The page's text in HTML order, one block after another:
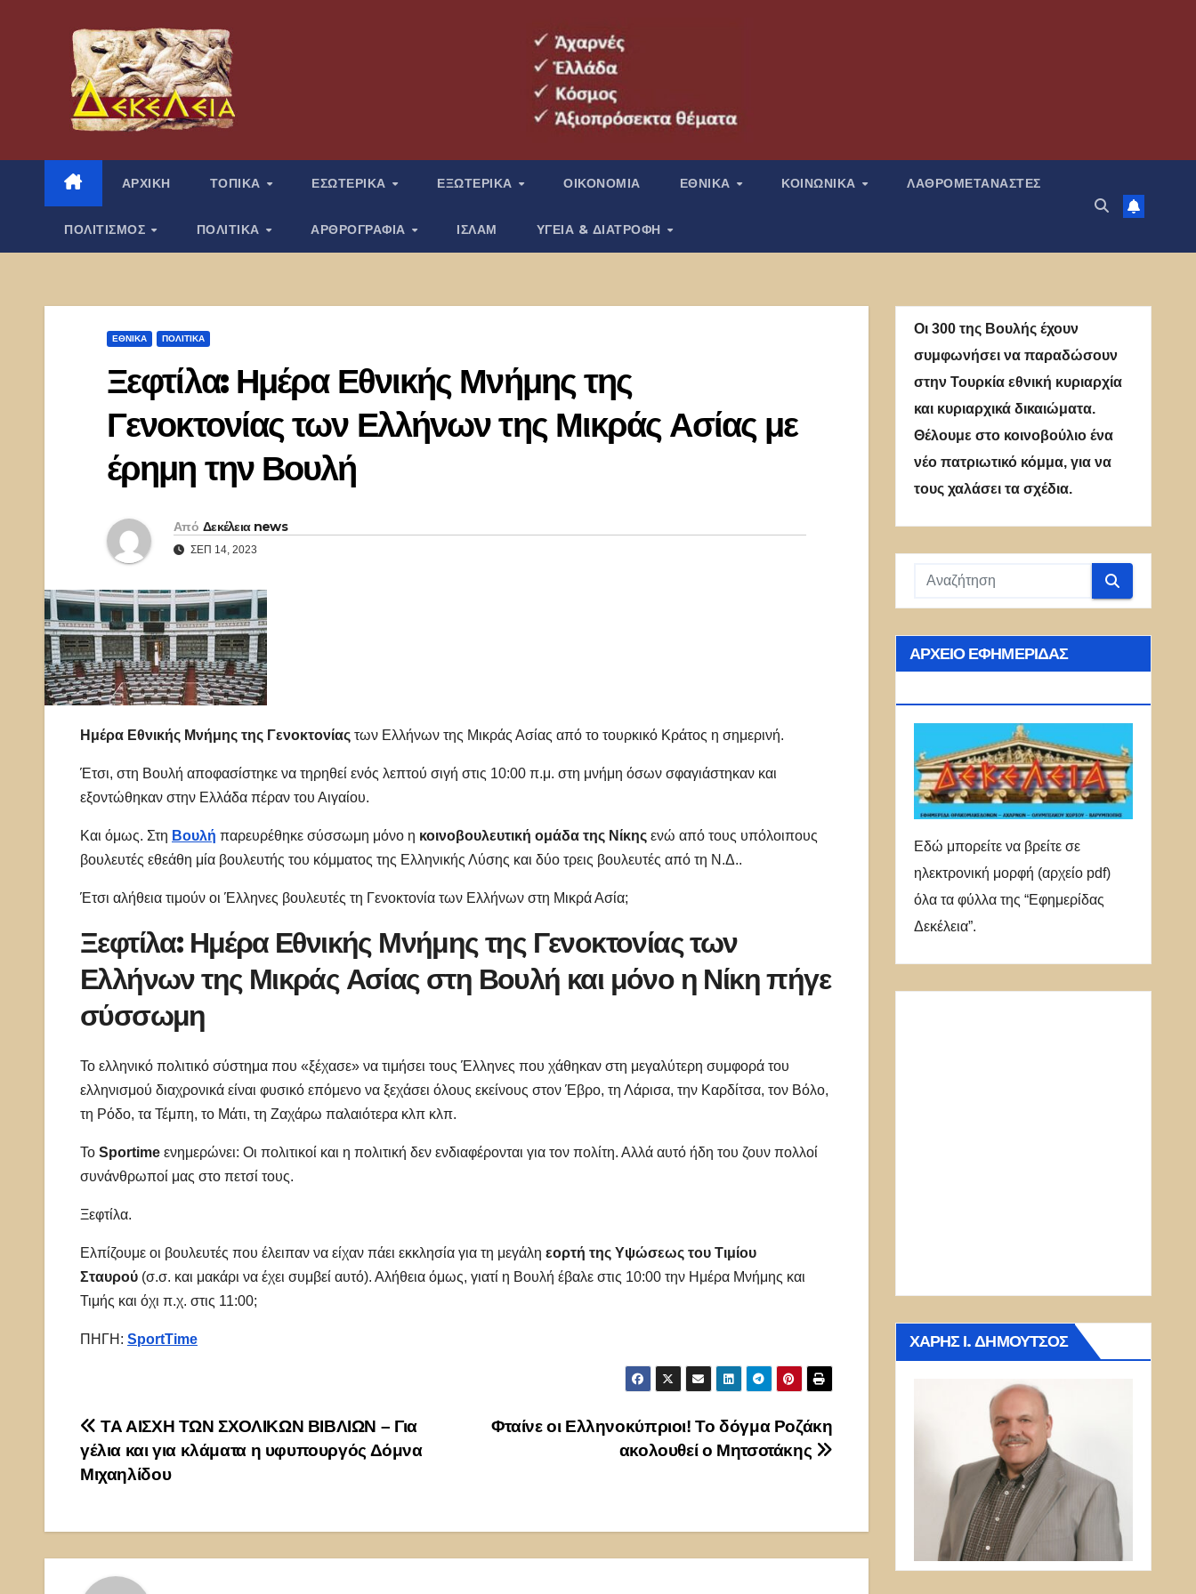
περιεχόμενο
ΑΡΧΙΚΗ ΤΟΠΙΚΑ ΕΣΩΤΕΡΙΚΑ ΕΞΩΤΕΡΙΚΑ ΟΙΚΟΝΟΜΙΑ ΕΘΝΙΚΑ ΚΟΙΝΩΝΙΚΑ ΛΑΘΡΟΜΕΤΑΝΑΣΤΕΣ
ΠΟΛΙΤΙΣΜΟΣ ΠΟΛΙΤΙΚΑ ΑΡΘΡΟΓΡΑΦΙΑ ΙΣΛΑΜ ΥΓΕΙΑ & ΔΙΑΤΡΟΦΗ
ΕΘΝΙΚΑ ΠΟΛΙΤΙΚΑ
Ξεφτίλα: Ημέρα Εθνικής Μνήμης της
Γενοκτονίας των Ελλήνων της Μικράς Ασίας με
έρημη την Βουλή
Από Δεκέλεια news
ΣΕΠ 14, 2023
Ημέρα Εθνικής Μνήμης της Γενοκτονίας των Ελλήνων της Μικράς Ασίας από το τουρκικό Κράτος η σημερινή.
Έτσι, στη Βουλή αποφασίστηκε να τηρηθεί ενός λεπτού σιγή στις 10:00 π.μ. στη μνήμη όσων σφαγιάστηκαν και
εξοντώθηκαν στην Ελλάδα πέραν του Αιγαίου.
Και όμως. Στη Βουλή παρευρέθηκε σύσσωμη μόνο η κοινοβουλευτική ομάδα της Νίκης ενώ από τους υπόλοιπους
βουλευτές εθεάθη μία βουλευτής του κόμματος της Ελληνικής Λύσης και δύο τρεις βουλευτές από τη Ν.Δ..
Έτσι αλήθεια τιμούν οι Έλληνες βουλευτές τη Γενοκτονία των Ελλήνων στη Μικρά Ασία;
Ξεφτίλα: Ημέρα Εθνικής Μνήμης της Γενοκτονίας των
Ελλήνων της Μικράς Ασίας στη Βουλή και μόνο η Νίκη πήγε
σύσσωμη
Το ελληνικό πολιτικό σύστημα που «ξέχασε» να τιμήσει τους Έλληνες που χάθηκαν στη μεγαλύτερη συμφορά του
ελληνισμού διαχρονικά είναι φυσικό επόμενο να ξεχάσει όλους εκείνους στον Έβρο, τη Λάρισα, την Καρδίτσα, τον Βόλο,
τη Ρόδο, τα Τέμπη, το Μάτι, τη Ζαχάρω παλαιότερα κλπ κλπ.
Το Sportime ενημερώνει: Oι πολιτικοί και η πολιτική δεν ενδιαφέρονται για τον πολίτη. Αλλά αυτό ήδη του ζουν πολλοί
συνάνθρωποί μας στο πετσί τους.
Ξεφτίλα.
Ελπίζουμε οι βουλευτές που έλειπαν να είχαν πάει εκκλησία για τη μεγάλη εορτή της Υψώσεως του Τιμίου
Σταυρού (σ.σ. και μακάρι να έχει συμβεί αυτό). Αλήθεια όμως, γιατί η Βουλή έβαλε στις 10:00 την Ημέρα Μνήμης και
Τιμής και όχι π.χ. στις 11:00;
ΠΗΓΗ: SportTime
Πλοήγηση
άρθρων
Φταίνε οι Ελληνοκύπριοι! Το δόγμα Ροζάκη
ακολουθεί ο Μητσοτάκης
ΤΑ ΑΙΣΧΗ ΤΩΝ ΣΧΟΛΙΚΩΝ ΒΙΒΛΙΩΝ – Για
γέλια και για κλάματα η υφυπουργός Δόμνα
Μιχαηλίδου
Οι 300 της Βουλής έχουν
συμφωνήσει να παραδώσουν
στην Τουρκία εθνική κυριαρχία
και κυριαρχικά δικαιώματα.
Θέλουμε στο κοινοβούλιο ένα
νέο πατριωτικό κόμμα, για να
τους χαλάσει τα σχέδια.
ΑΡΧΕΊΟ ΕΦΗΜΕΡΊΔΑΣ
Εδώ μπορείτε να βρείτε σε
ηλεκτρονική μορφή (αρχείο pdf)
όλα τα φύλλα της “Εφημερίδας
Δεκέλεια”.
ΧΆΡΗΣ Ι. ΔΗΜΟΎΤΣΟΣ